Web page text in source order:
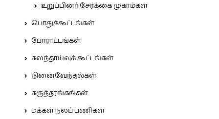
உறுப்பினர் சேர்க்கை முகாம்கள்
பொதுக்கூட்டங்கள்
போராட்டங்கள்
கலந்தாய்வுக் கூட்டங்கள்
நினைவேந்தல்கள்
கருத்தரங்கங்கள்
மக்கள் நலப் பணிகள்